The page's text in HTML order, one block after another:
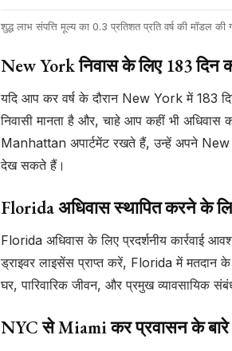
शुद्ध लाभ संपत्ति मूल्य का 0.3 प्रतिशत प्रति वर्ष की मॉडल
New York निवास के लिए 183 दिन
यदि आप कर वर्ष के दौरान New York में 183
निवासी मानता है और, चाहे आप कहीं भी
Manhattan अपार्टमेंट रखते हैं, उन्हें अपने New
देख सकते हैं।
Florida अधिवास स्थापित करने के
Florida अधिवास के लिए प्रदर्शनीय
ड्राइवर लाइसेंस प्राप्त करें, Florida में मतदान
घर, पारिवारिक जीवन, और प्रमुख व्यावसायिक
NYC से Miami कर प्रवासन के बारे